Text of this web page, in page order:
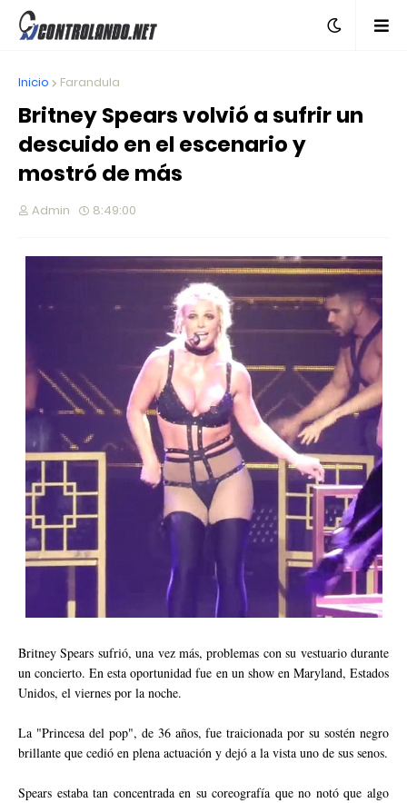
Inicio Farandula
Britney Spears volvió a sufrir un
descuido en el escenario y
mostró de más
Admin 8:49:00
Britney Spears sufrió, una vez más, problemas con su vestuario durante
un concierto. En esta oportunidad fue en un show en Maryland, Estados
Unidos, el viernes por la noche.
La "Princesa del pop", de 36 años, fue traicionada por su sostén negro
brillante que cedió en plena actuación y dejó a la vista uno de sus senos.
Spears estaba tan concentrada en su coreografía que no notó que algo